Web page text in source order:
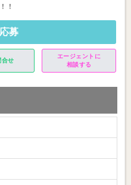
！
募
せ
エージェントに
相談する